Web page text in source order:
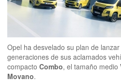
Opel ha desvelado su plan de
generaciones de sus aclamados
compacto Combo, el tamaño medio
Movano.